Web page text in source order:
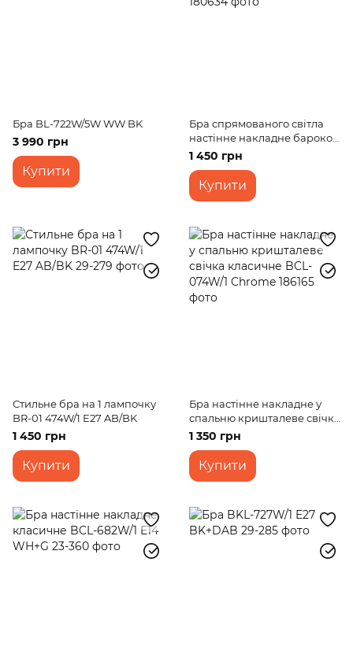
Бра BL-722W/5W WW BK
3 990 грн
Купити
Бра спрямованого світла
настінне накладне бароко
BKL-037W/1
1 450 грн
Купити
Стильне бра на 1 лампочку
BR-01 474W/1 E27 AB/BK
1 450 грн
Купити
Бра настінне накладне у
спальню кришталеве свічка
класичне BCL-074W/1
Chrome
1 350 грн
Купити